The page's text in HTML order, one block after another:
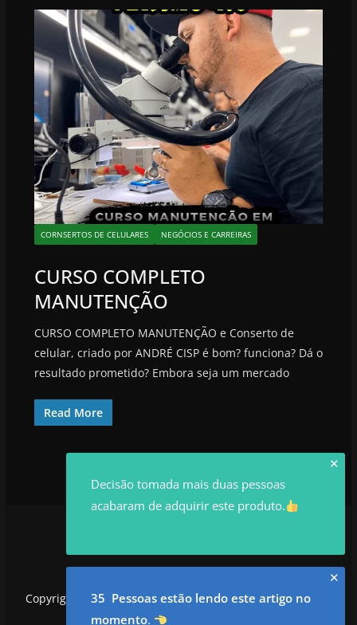
CORNSERTOS DE CELULARES NEGÓCIOS E CARREIRAS
CURSO COMPLETO
MANUTENÇÃO
CURSO COMPLETO MANUTENÇÃO e Conserto de
celular, criado por ANDRÉ CISP é bom? funciona? Dá o
resultado prometido? Embora seja um mercado
Read More
Copyright © 2026utilidadesrowan.com. Todos os direitos
reservados.
✕
Decisão tomada mais duas pessoas
acabaram de adquirir este produto.
✕
35 Pessoas estão lendo este artigo no
momento.